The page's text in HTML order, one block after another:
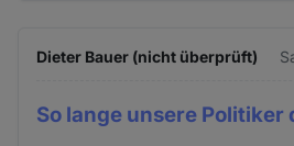
Dieter Bauer (nicht überprüft)
So lange unsere Politiker